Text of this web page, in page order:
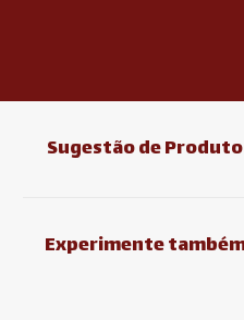
Sugestão de Produto
Experimente